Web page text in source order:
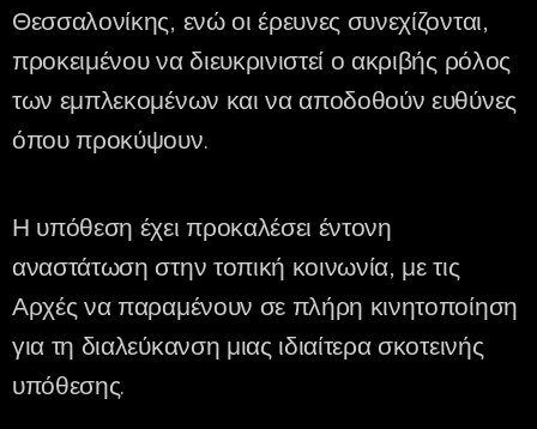
Θεσσαλονίκης, ενώ οι έρευνες συνεχίζονται,
προκειμένου να διευκρινιστεί ο ακριβής ρόλος
των εμπλεκομένων και να αποδοθούν ευθύνες
όπου προκύψουν.
Η υπόθεση έχει προκαλέσει έντονη
αναστάτωση στην τοπική κοινωνία, με τις
Αρχές να παραμένουν σε πλήρη κινητοποίηση
για τη διαλεύκανση μιας ιδιαίτερα σκοτεινής
υπόθεσης.